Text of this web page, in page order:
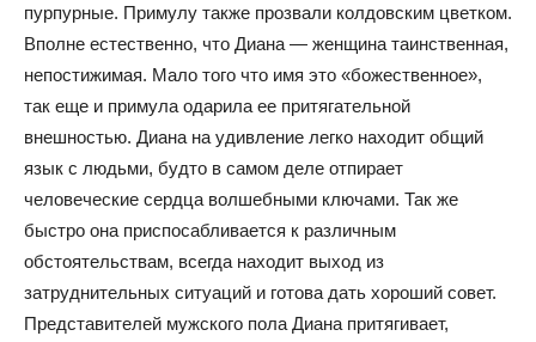
пурпурные. Примулу также прозвали колдовским цветком.
Вполне естественно, что Диана — женщина таинственная,
непостижимая. Мало того что имя это «божественное»,
так еще и примула одарила ее притягательной
внешностью. Диана на удивление легко находит общий
язык с людьми, будто в самом деле отпирает
человеческие сердца волшебными ключами. Так же
быстро она приспосабливается к различным
обстоятельствам, всегда находит выход из
затруднительных ситуаций и готова дать хороший совет.
Представителей мужского пола Диана притягивает,